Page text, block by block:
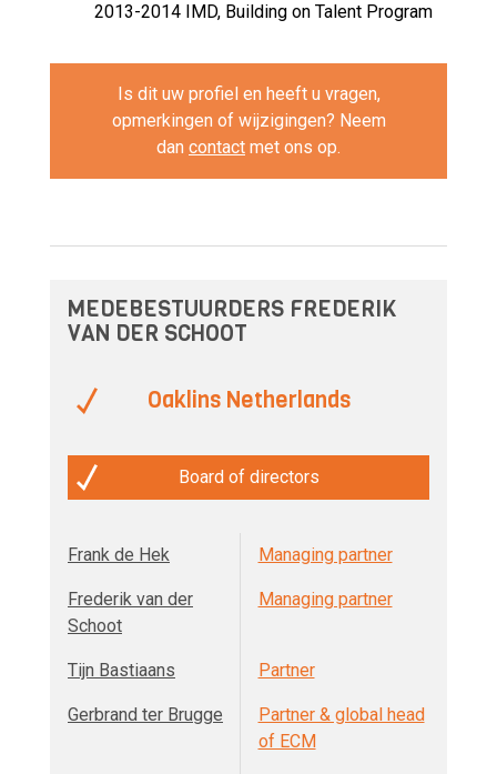
2013-2014
IMD, Building on Talent Program
Is dit uw profiel en heeft u vragen,
opmerkingen of wijzigingen? Neem
dan contact met ons op.
MEDEBESTUURDERS FREDERIK
VAN DER SCHOOT
Oaklins Netherlands
Board of directors
Frank de Hek Managing partner
Frederik van der
Schoot
Managing partner
Tijn Bastiaans Partner
Gerbrand ter Brugge
Partner & global head
of ECM